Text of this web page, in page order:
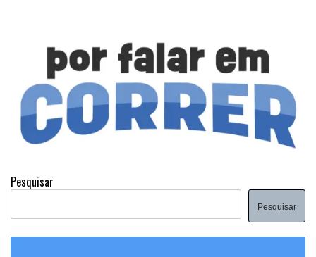
Pesquisar
Pesquisar